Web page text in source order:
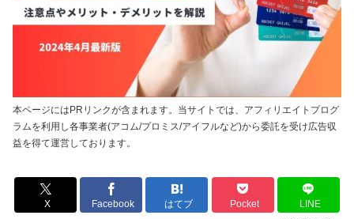
本ページにはPRリンクが含まれます。当サイトでは、アフィリエイトプログ
ラムを利用し各事業者(アコム/プロミス/アイフルなど)から委託を受け広告収
益を得て運営しております。
X Facebook はてブ Pocket LINE